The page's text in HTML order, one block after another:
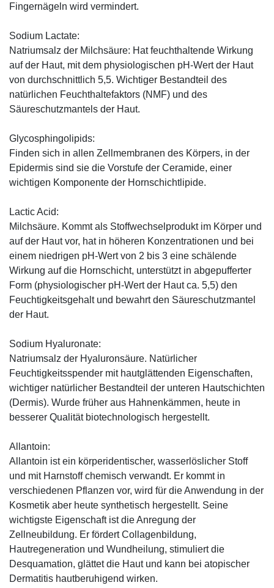
Fingernägeln wird vermindert.
Sodium Lactate:
Natriumsalz der Milchsäure: Hat feuchthaltende Wirkung
auf der Haut, mit dem physiologischen pH-Wert der Haut
von durchschnittlich 5,5. Wichtiger Bestandteil des
natürlichen Feuchthaltefaktors (NMF) und des
Säureschutzmantels der Haut.
Glycosphingolipids:
Finden sich in allen Zellmembranen des Körpers, in der
Epidermis sind sie die Vorstufe der Ceramide, einer
wichtigen Komponente der Hornschichtlipide.
Lactic Acid:
Milchsäure. Kommt als Stoffwechselprodukt im Körper und
auf der Haut vor, hat in höheren Konzentrationen und bei
einem niedrigen pH-Wert von 2 bis 3 eine schälende
Wirkung auf die Hornschicht, unterstützt in abgepufferter
Form (physiologischer pH-Wert der Haut ca. 5,5) den
Feuchtigkeitsgehalt und bewahrt den Säureschutzmantel
der Haut.
Sodium Hyaluronate:
Natriumsalz der Hyaluronsäure. Natürlicher
Feuchtigkeitsspender mit hautglättenden Eigenschaften,
wichtiger natürlicher Bestandteil der unteren Hautschichten
(Dermis). Wurde früher aus Hahnenkämmen, heute in
besserer Qualität biotechnologisch hergestellt.
Allantoin:
Allantoin ist ein körperidentischer, wasserlöslicher Stoff
und mit Harnstoff chemisch verwandt. Er kommt in
verschiedenen Pflanzen vor, wird für die Anwendung in der
Kosmetik aber heute synthetisch hergestellt. Seine
wichtigste Eigenschaft ist die Anregung der
Zellneubildung. Er fördert Collagenbildung,
Hautregeneration und Wundheilung, stimuliert die
Desquamation, glättet die Haut und kann bei atopischer
Dermatitis hautberuhigend wirken.